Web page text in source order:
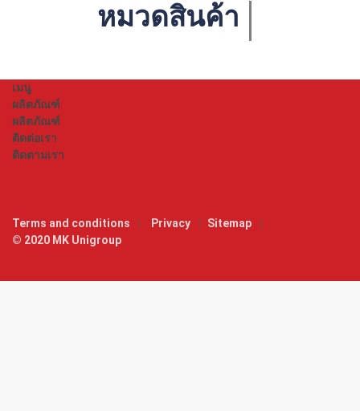
หมวดสินค้า
เมนู
ผลิตภัณฑ์
ผลิตภัณฑ์
ติดต่อเรา
ติดตามเรา
Terms and conditions Privacy
Sitemap
© 2020 MK Unigroup